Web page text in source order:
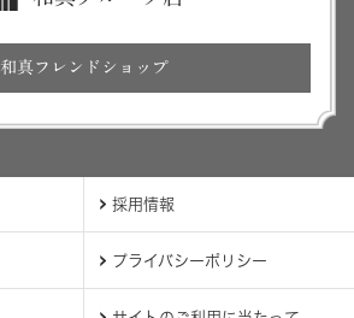
和真フレンドショップ
採用情報
プライバシーポリシー